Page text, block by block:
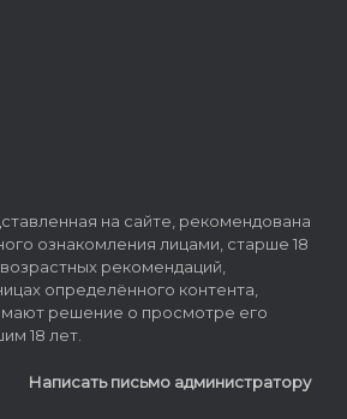
на сайте, рекомендована
ознакомления лицами, старше 18
рекомендаций,
определённого контента,
решение о просмотре его
18 лет.
Написать письмо администратору